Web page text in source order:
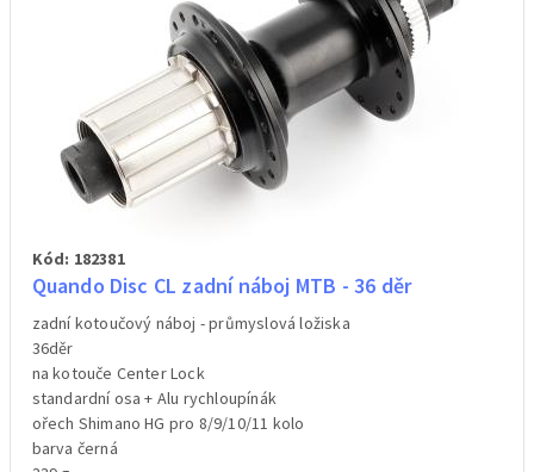
Kód: 182381
Quando Disc CL zadní náboj MTB - 36 děr
zadní kotoučový náboj - průmyslová ložiska
36děr
na kotouče Center Lock
standardní osa + Alu rychloupínák
ořech Shimano HG pro 8/9/10/11 kolo
barva černá